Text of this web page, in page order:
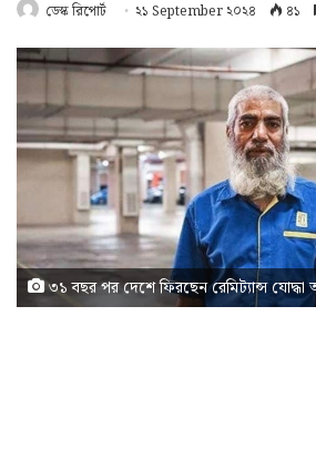
ডেস্ক রিপোর্ট ২১ September ২০২৪ ৪১
৩১ বছর পর দেশে ফিরছেন রেমিট্যান্স